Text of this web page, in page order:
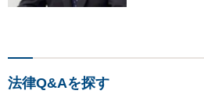
法律Q&Aを探す